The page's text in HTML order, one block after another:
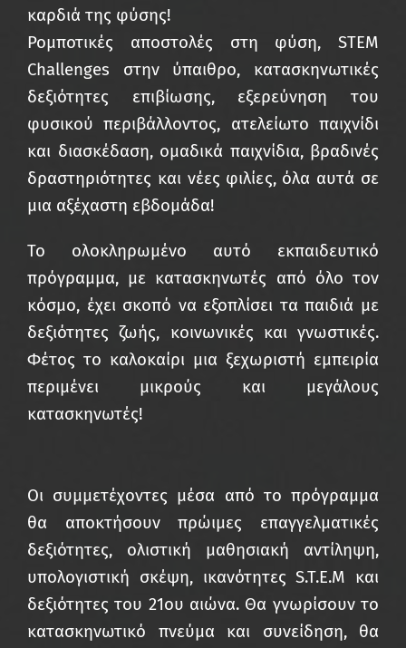
καρδιά της φύσης!
Ρομποτικές αποστολές στη φύση, STEM
Challenges στην ύπαιθρο, κατασκηνωτικές
δεξιότητες επιβίωσης, εξερεύνηση του
φυσικού περιβάλλοντος, ατελείωτο παιχνίδι
και διασκέδαση, ομαδικά παιχνίδια, βραδινές
δραστηριότητες και νέες φιλίες, όλα αυτά σε
μια αξέχαστη εβδομάδα!
Το ολοκληρωμένο αυτό εκπαιδευτικό
πρόγραμμα, με κατασκηνωτές από όλο τον
κόσμο, έχει σκοπό να εξοπλίσει τα παιδιά με
δεξιότητες ζωής, κοινωνικές και γνωστικές.
Φέτος το καλοκαίρι μια ξεχωριστή εμπειρία
περιμένει μικρούς και μεγάλους
κατασκηνωτές!
Οι συμμετέχοντες μέσα από το πρόγραμμα
θα αποκτήσουν πρώιμες επαγγελματικές
δεξιότητες, ολιστική μαθησιακή αντίληψη,
υπολογιστική σκέψη, ικανότητες S.T.E.M και
δεξιότητες του 21ου αιώνα. Θα γνωρίσουν το
κατασκηνωτικό πνεύμα και συνείδηση, θα